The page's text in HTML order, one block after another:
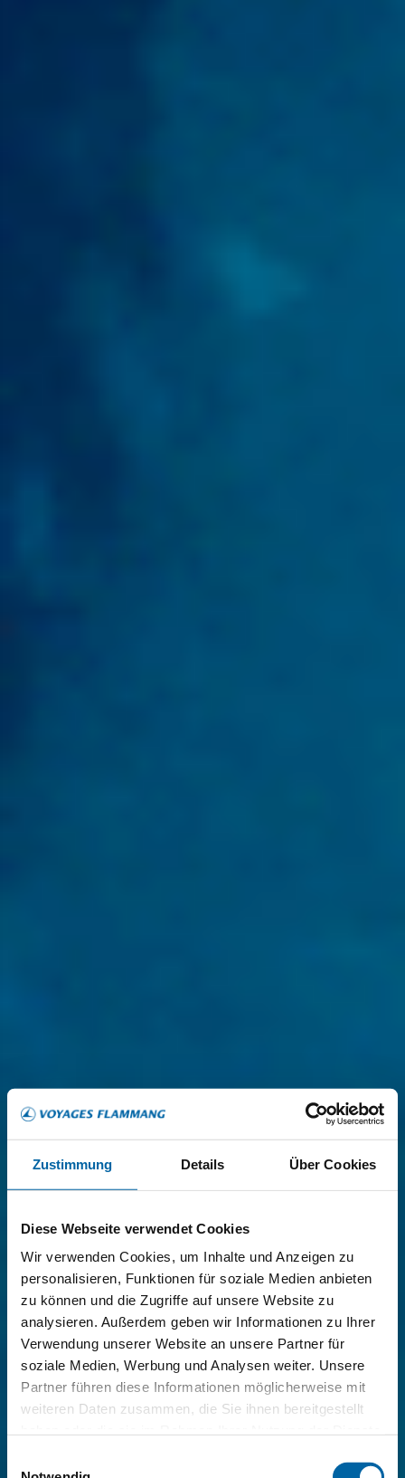
Zustimmung Details Über Cookies
Diese Webseite verwendet Cookies
Wir verwenden Cookies, um Inhalte und Anzeigen zu
personalisieren, Funktionen für soziale Medien anbieten
zu können und die Zugriffe auf unsere Website zu
analysieren. Außerdem geben wir Informationen zu Ihrer
Verwendung unserer Website an unsere Partner für
soziale Medien, Werbung und Analysen weiter. Unsere
Partner führen diese Informationen möglicherweise mit
weiteren Daten zusammen, die Sie ihnen bereitgestellt